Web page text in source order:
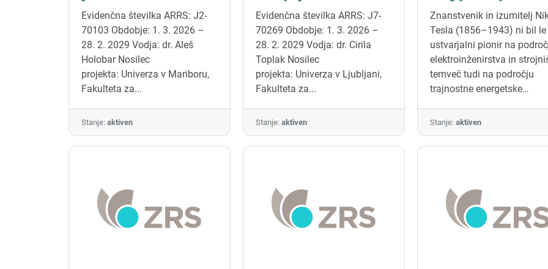
elektromiografiji
Evidenčna številka ARRS: J2-
70103 Obdobje: 1. 3. 2026 –
28. 2. 2029 Vodja: dr. Aleš
Holobar Nosilec
projekta: Univerza v Mariboru,
Fakulteta za...
Stanje: aktiven
primorskega
naravoverstva
Evidenčna številka ARRS: J7-
70269 Obdobje: 1. 3. 2026 –
28. 2. 2029 Vodja: dr. Cirila
Toplak Nosilec
projekta: Univerza v Ljubljani,
Fakulteta za...
Stanje: aktiven
relevantnost danes
Znanstvenik in izumitelj
Tesla (1856–1943) ni bil le
ustvarjalni pionir na
elektroinženirstva in
temveč tudi na področju
trajnostne energetske
pravičnosti. Svoja
o le-teh je s pomočjo
znanstveno podprtih,
filozofsko vizijo, ki vključuje
etiko, politično filozofijo,
filozofijo tehnologije,
Stanje: aktiven